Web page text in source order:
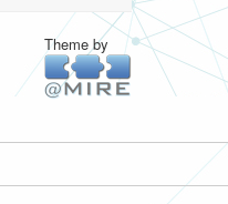
Theme by